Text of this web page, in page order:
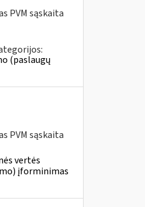
PVM sąskaita
(paslaugų
PVM sąskaita
vertės
įforminimas